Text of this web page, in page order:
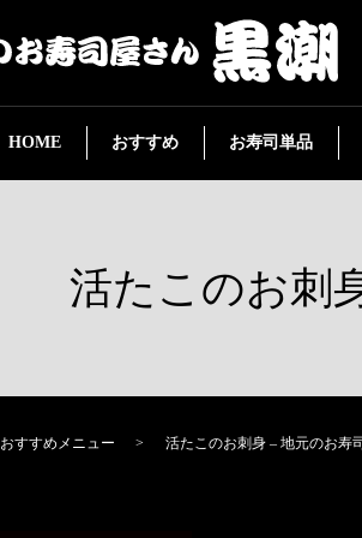
HOME おすすめ お寿司単品
活たこのお刺
おすすめメニュー 活たこのお刺身 – 地元のお